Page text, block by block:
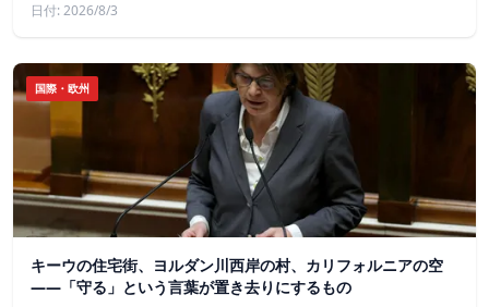
日付: 2026/8/3
国際・欧州
キーウの住宅街、ヨルダン川西岸の村、カリフォルニアの空
——「守る」という言葉が置き去りにするもの